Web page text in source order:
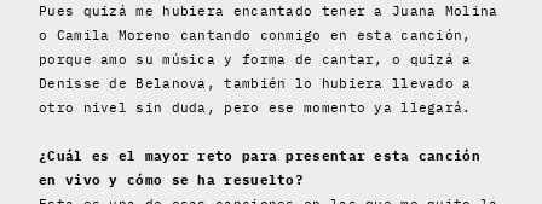
Pues quizá me hubiera encantado tener a Juana Molina
o Camila Moreno cantando conmigo en esta canción,
porque amo su música y forma de cantar, o quizá a
Denisse de Belanova, también lo hubiera llevado a
otro nivel sin duda, pero ese momento ya llegará.
¿Cuál es el mayor reto para presentar esta canción
en vivo y cómo se ha resuelto?